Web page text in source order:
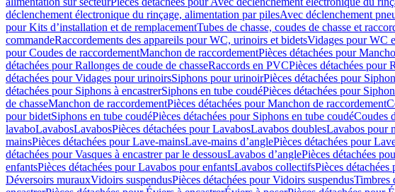
déclenchement électronique du rinçage, alimentation par pilesAvec déclenchement
pour Kits d’installation et de remplacementTubes de chasse, coudes de chasse et
commandeRaccordements des appareils pour WC, urinoirs et bidetsVidages pour WC
pour Coudes de raccordementManchon de raccordementPièces détachées pour
détachées pour Rallonges de coude de chasseRaccords en PVCPièces détachées pour
détachées pour Vidages pour urinoirsSiphons pour urinoirPièces détachées pour
détachées pour Siphons à encastrerSiphons en tube coudéPièces détachées pour
de chasseManchon de raccordementPièces détachées pour Manchon de raccordement
pour bidetSiphons en tube coudéPièces détachées pour Siphons en tube coudéCoudes
lavaboLavabosLavabosPièces détachées pour LavabosLavabos doublesLavabos pour
mainsPièces détachées pour Lave-mainsLave-mains d’anglePièces détachées pour
détachées pour Vasques à encastrer par le dessousLavabos d’anglePièces détachées
enfantsPièces détachées pour Lavabos pour enfantsLavabos collectifsPièces
Déversoirs murauxVidoirs suspendusPièces détachées pour Vidoirs suspendusTimbres